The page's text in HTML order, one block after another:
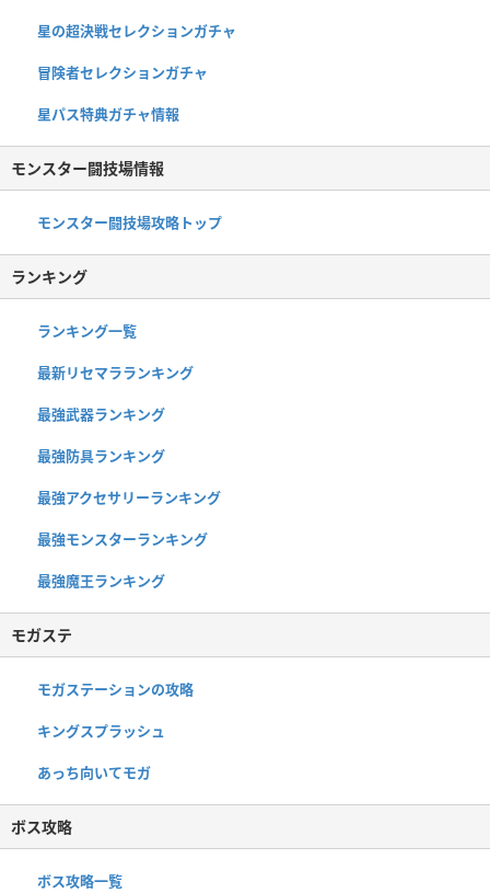
星の超決戦セレクションガチャ
冒険者セレクションガチャ
星パス特典ガチャ情報
モンスター闘技場情報
モンスター闘技場攻略トップ
ランキング
ランキング一覧
最新リセマラランキング
最強武器ランキング
最強防具ランキング
最強アクセサリーランキング
最強モンスターランキング
最強魔王ランキング
モガステ
モガステーションの攻略
キングスプラッシュ
あっち向いてモガ
ボス攻略
ボス攻略一覧